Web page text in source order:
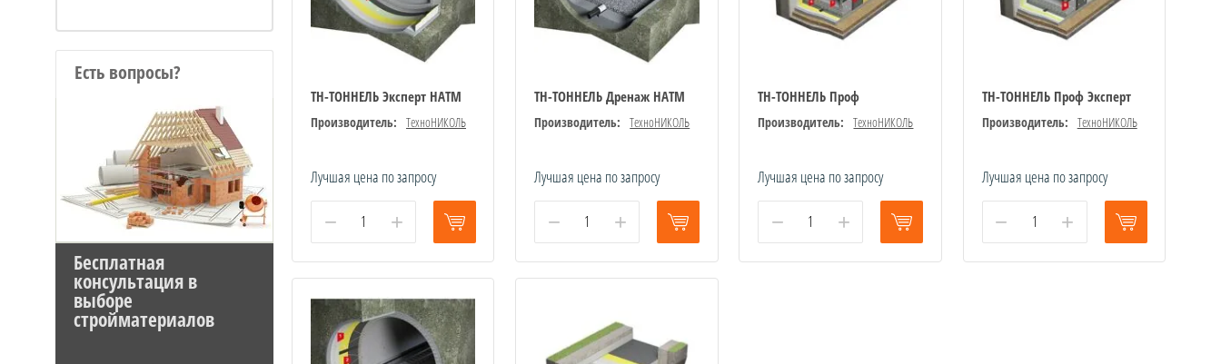
Есть вопросы?
Бесплатная
консультация в
выборе
стройматериалов
ТН-ТОННЕЛЬ Эксперт НАТМ
Производитель: ТехноНИКОЛЬ
Лучшая цена по запросу
− +
ТН-ТОННЕЛЬ Дренаж НАТМ
Производитель: ТехноНИКОЛЬ
Лучшая цена по запросу
− +
ТН-ТОННЕЛЬ Проф
Производитель: ТехноНИКОЛЬ
Лучшая цена по запросу
− +
ТН-ТОННЕЛЬ Проф Эксперт
Производитель: ТехноНИКОЛЬ
Лучшая цена по запросу
− +